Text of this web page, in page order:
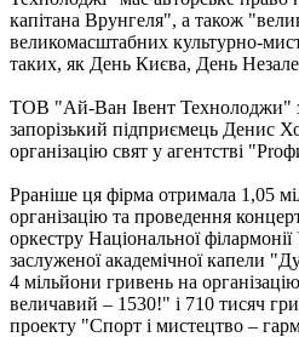
капітана Врунгеля", а також
великомасштабних культурно-
таких, як День Києва, День
ТОВ "Ай-Ван Івент Технолоджи"
запорізький підприємець Денис
організацію свят у агентстві
Рраніше ця фірма отримала 1,05
організацію та проведення
оркестру Національної
заслуженої академічної капели
4 мільйони гривень на
величавий – 1530!" і 710 тисяч
проекту "Спорт і мистецтво –